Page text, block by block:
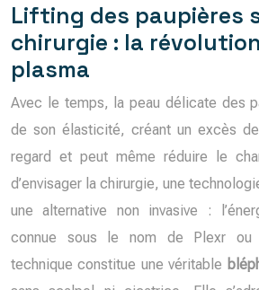
Lifting des paupières
chirurgie : la
plasma
Avec le temps, la peau délicate des
de son élasticité, créant un excès
regard et peut même réduire le
d’envisager la chirurgie, une
une alternative non invasive :
connue sous le nom de Plexr ou
technique constitue une véritable